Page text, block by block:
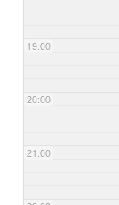
19:00
20:00
21:00